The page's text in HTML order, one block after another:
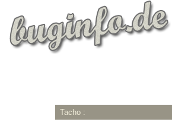
Tacho :